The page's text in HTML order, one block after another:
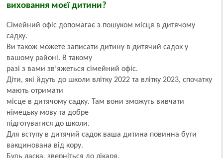
виховання моєї дитини?
Сімейний офіс допомагає з пошуком місця в дитячому
садку.
Ви також можете записати дитину в дитячий садок у
вашому районі. В такому
разі з вами зв’яжеться сімейний офіс.
Діти, які йдуть до школи влітку 2022 та влітку 2023, спочатку
мають отримати
місце в дитячому садку. Там вони зможуть вивчати
німецьку мову та добре
підготуватися до школи.
Для вступу в дитячий садок ваша дитина повинна бути
вакцинована від кору.